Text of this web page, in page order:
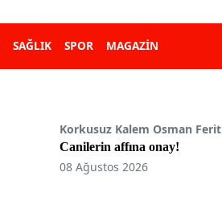
SAĞLIK SPOR MAGAZİN
Korkusuz Kalem Osman Ferit
Canilerin affına onay!
08 Ağustos 2026